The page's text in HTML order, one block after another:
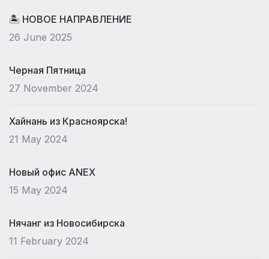
🏝 НОВОЕ НАПРАВЛЕНИЕ
26 June 2025
Черная Пятница
27 November 2024
Хайнань из Красноярска!
21 May 2024
Новый офис ANEX
15 May 2024
Нячанг из Новосибирска
11 February 2024